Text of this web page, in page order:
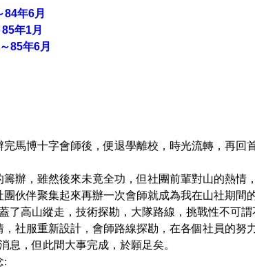
年6月
1月
年6月
博十字會師後，便退學離校，時光流轉，再回
，雖然後來未竟全功，但社團前輩對山的熱情
伙伴聚集起來再辦一次會師就成為我在山社期間
了高山縱走，技術探勘，大隊路線，挑戰性不可
社服重新設計，會師路線探勘，在各個社員的努
息，但此間大事完成，於願足矣。
: